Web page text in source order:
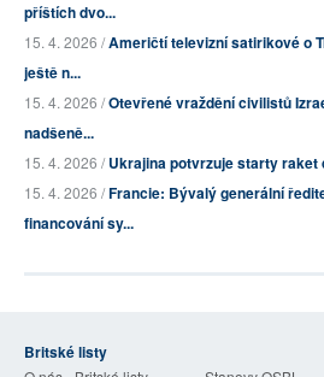
příštích dvo...
15. 4. 2026 /Američtí televizní satirikové o
ještě n...
15. 4. 2026 /Otevřené vraždění civilistů
nadšeně...
15. 4. 2026 /Ukrajina potvrzuje starty
15. 4. 2026 /Francie: Bývalý generální
financování sy...
Britské listy